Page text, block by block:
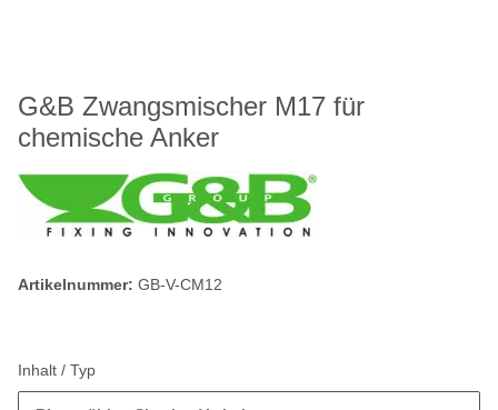
G&B Zwangsmischer M17 für
chemische Anker
Artikelnummer: GB-V-CM12
Inhalt / Typ